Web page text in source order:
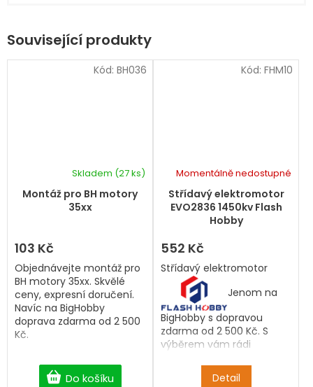
Související produkty
Montáž pro BH motory
35xx
Skladem (27 ks)
103 Kč
Do košíku
Objednávejte montáž pro
BH motory 35xx. Skvělé
ceny, expresní doručení.
Navíc na BigHobby
doprava zdarma od 2 500
Kč.
Kód: BH036
Střídavý elektromotor
EVO2836 1450kv Flash
Hobby
Průměrné
hodnocení
produktu
z
hvězdiček.
Momentálně nedostupné
552 Kč
Detail
Střídavý elektromotor
Jenom na
BigHobby s dopravou
zdarma od 2 500 Kč. S
výběrem vám rádi
Kód: FHM10